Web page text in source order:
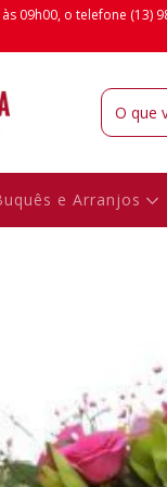
às 09h00, o telefone
e Arranjos